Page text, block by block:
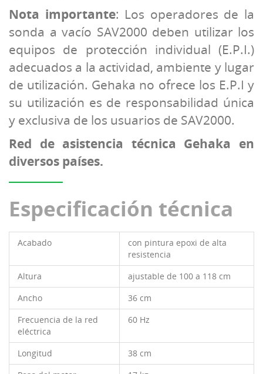
Nota importante: Los operadores de la
sonda a vacío SAV2000 deben utilizar los
equipos de protección individual (E.P.I.)
adecuados a la actividad, ambiente y lugar
de utilización. Gehaka no ofrece los E.P.I y
su utilización es de responsabilidad única
y exclusiva de los usuarios de SAV2000.
Red de asistencia técnica Gehaka en
diversos países.
Especificación técnica
Acabado
con pintura epoxi de alta
resistencia
Altura
ajustable de 100 a 118 cm
Ancho
36 cm
Frecuencia de la red
eléctrica
60 Hz
Longitud
38 cm